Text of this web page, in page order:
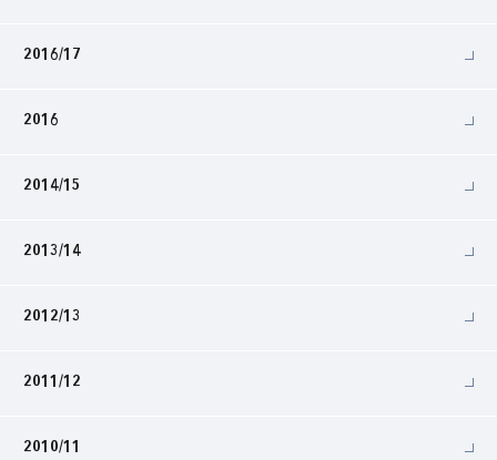
2016/17
2016
2014/15
2013/14
2012/13
2011/12
2010/11